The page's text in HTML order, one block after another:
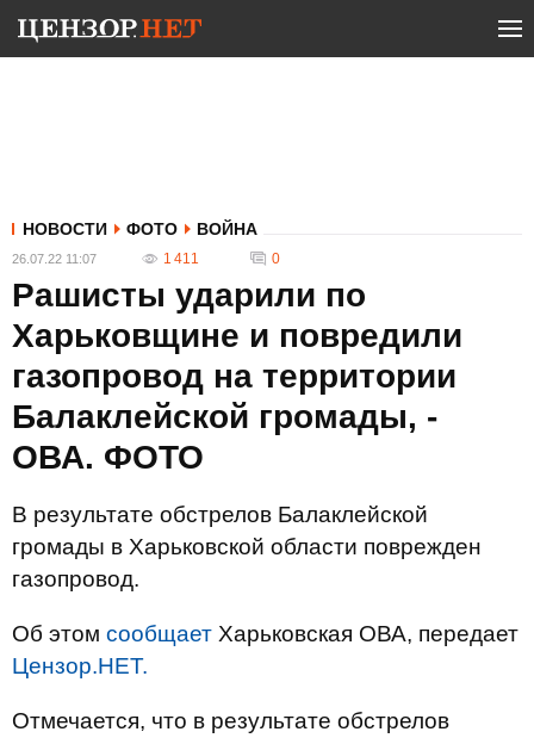
НОВОСТИ ФОТО ВОЙНА
26.07.22 11:07 1 411 0
Рашисты ударили по
Харьковщине и повредили
газопровод на территории
Балаклейской громады, -
ОВА. ФОТО
В результате обстрелов Балаклейской
громады в Харьковской области поврежден
газопровод.
Об этом сообщает Харьковская ОВА, передает
Цензор.НЕТ.
Отмечается, что в результате обстрелов